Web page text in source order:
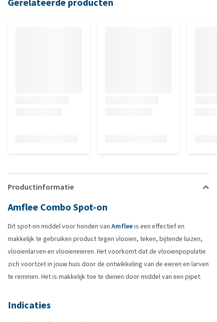
Gerelateerde producten
Productinformatie
Amflee Combo Spot-on
Dit spot-on middel voor honden van Amfleeis een effectief en
makkelijk te gebruiken product tegen vlooien, teken, bijtende luizen,
vlooienlarven en vlooieneieren. Het voorkomt dat de vlooienpopulatie
zich voortzet in jouw huis door de ontwikkeling van de eieren en larven
te remmen. Het is makkelijk toe te dienen door middel van een pipet.
Indicaties